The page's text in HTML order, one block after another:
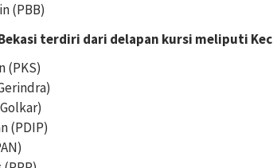
(PBB)
terdiri dari delapan kursi meliputi
(PKS)
(PDIP)